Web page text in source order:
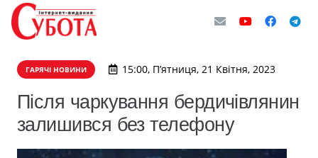
ГАРЯЧІ НОВИНИ 15:00, П’ятниця, 21 Квітня, 2023
Після чаркування бердичівлянин
залишився без телефону